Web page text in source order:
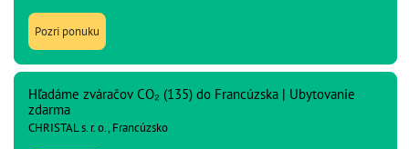
Pozri ponuku
Hľadáme zváračov CO₂ (135) do Francúzska | Ubytovanie
zdarma
CHRISTAL s. r. o., Francúzsko